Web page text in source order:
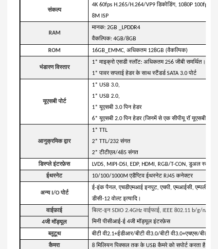
संकल्प
4K 60fps H.265/H.264/VP9 डिकोडिंग, 1080P 100fps
8M ISP
RAM
मानक: 2GB _LPDDR4
वैकल्पिक: 4GB/8GB
ROM
16GB_EMMC, अधिकतम 128GB (वैकल्पिक)
भंडारण विस्तार
1* माइक्रो एसडी स्लॉट: अधिकतम 256 जीबी समर्थित।
1* पावर सप्लाई हेडर के साथ स्टैंडर्ड SATA 3.0 पोर्ट
यूएसबी पोर्ट
1* USB 3.0,
1* USB 2.0,
1* यूएसबी 3.0 पिन हेडर
6* यूएसबी 2.0 पिन हेडर (जिनमें से एक सीपीयू रॉ यूएसबी है)
आनुक्रमिक द्वार
1* TTL
2* TTL/232 संगत
2* टीटीएल/485 संगत
डिस्प्ले इंटरफ़ेस
LVDS, MIPI-DSI, EDP, HDMI, RGB/T-CON, डुअल स्क्रीन
ईथरनेट
10/100/1000M एडैप्टिव ईथरनेट RJ45 कनेक्टर
अन्य I/O पोर्ट
ई-इंक पैनल, एचडीएमआई इनपुट, एचपी, एमआईसी,
डीसी-12 वोल्ट इत्यादि।
वाईफ़ाई
बिल्ट-इन SDIO 2.4GHz वाईफाई, IEEE 802.11 b/g/n/ac
4जी मॉड्यूल
मिनी पीसीआई-ई 4जी मॉड्यूल इंटरफ़ेस
ब्लूटूथ
बीटी वी2.1+ईडीआर/बीटी वी3.0/बीटी वी3.0+एचएस/बीटी
कैमरा
8 मिलियन पिक्सल तक के USB कैमरे को सपोर्ट करता है